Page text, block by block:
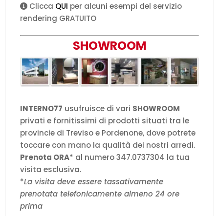
Clicca QUI per alcuni esempi del servizio
rendering GRATUITO
SHOWROOM
INTERNO77 usufruisce di vari SHOWROOM
privati e fornitissimi di prodotti situati tra le
provincie di Treviso e Pordenone, dove potrete
toccare con mano la qualità dei nostri arredi.
Prenota ORA* al numero 347.0737304 la tua
visita esclusiva.
*La visita deve essere tassativamente
prenotata telefonicamente almeno 24 ore
prima